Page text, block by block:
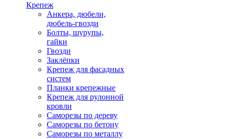
Крепеж
Анкера, дюбели,
дюбель-гвозди
Болты, шурупы,
гайки
Гвозди
Заклёпки
Крепеж для фасадных
систем
Планки крепежные
Крепеж для рулонной
кровли
Саморезы по дереву
Саморезы по бетону
Саморезы по металлу